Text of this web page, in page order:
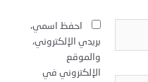
احفظ اسمي،
بريدي الإلكتروني،
والموقع
الإلكتروني في